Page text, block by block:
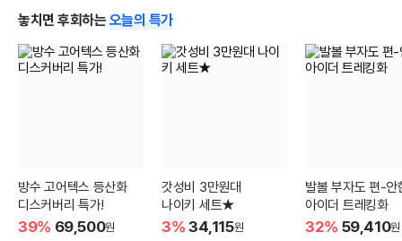
놓치면 후회하는 오늘의 특가
방수 고어텍스 등산화
디스커버리 특가!
39% 69,500원
갓성비 3만원대
나이키 세트★
3% 34,115원
발볼 부자도 편-안
아이더 트레킹화
32% 59,410원